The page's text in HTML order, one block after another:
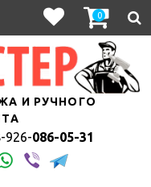
0
И РУЧНОГО
926-086-05-31